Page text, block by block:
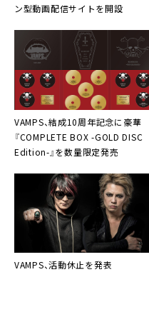
ン型動画配信サイトを開設
VAMPS、結成10周年記念に豪華
『COMPLETE BOX -GOLD DISC
Edition-』を数量限定発売
VAMPS、活動休止を発表